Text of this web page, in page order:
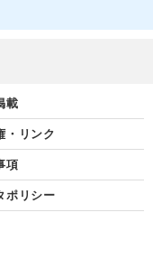
載
・リンク
項
ポリシー